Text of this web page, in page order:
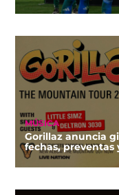
MÚSICA
Gorillaz anuncia
fechas, preventas